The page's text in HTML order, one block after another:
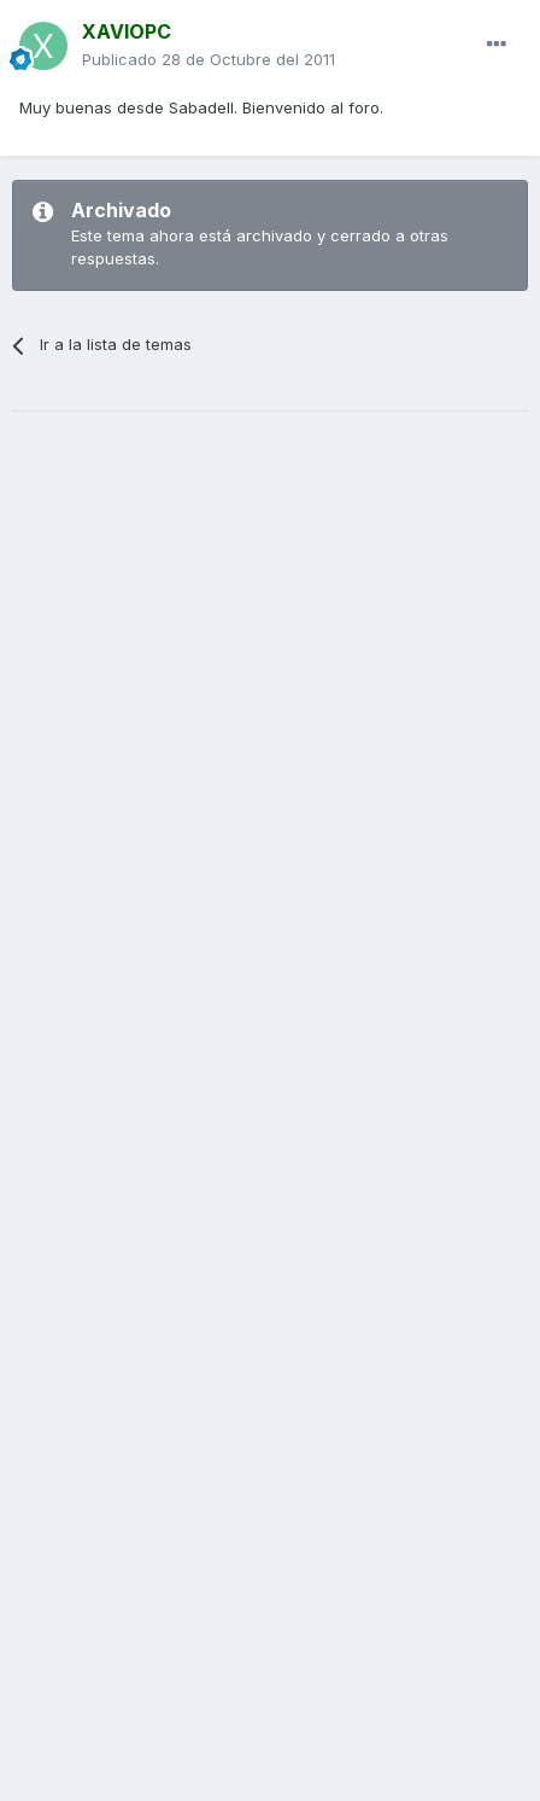
XAVIOPC
Publicado 28 de Octubre del 2011
Muy buenas desde Sabadell. Bienvenido al foro.
Archivado
Este tema ahora está archivado y cerrado a otras
respuestas.
Ir a la lista de temas